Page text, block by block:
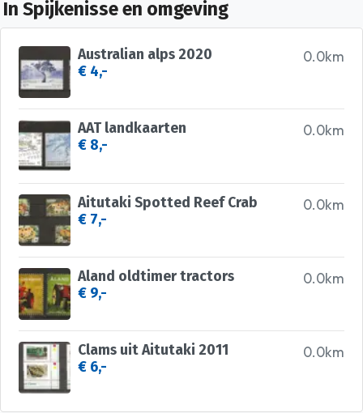
In Spijkenisse en omgeving
0.0km
Australian alps 2020
€ 4,-
0.0km
AAT landkaarten
€ 8,-
0.0km
Aitutaki Spotted Reef Crab
€ 7,-
0.0km
Aland oldtimer tractors
€ 9,-
0.0km
Clams uit Aitutaki 2011
€ 6,-